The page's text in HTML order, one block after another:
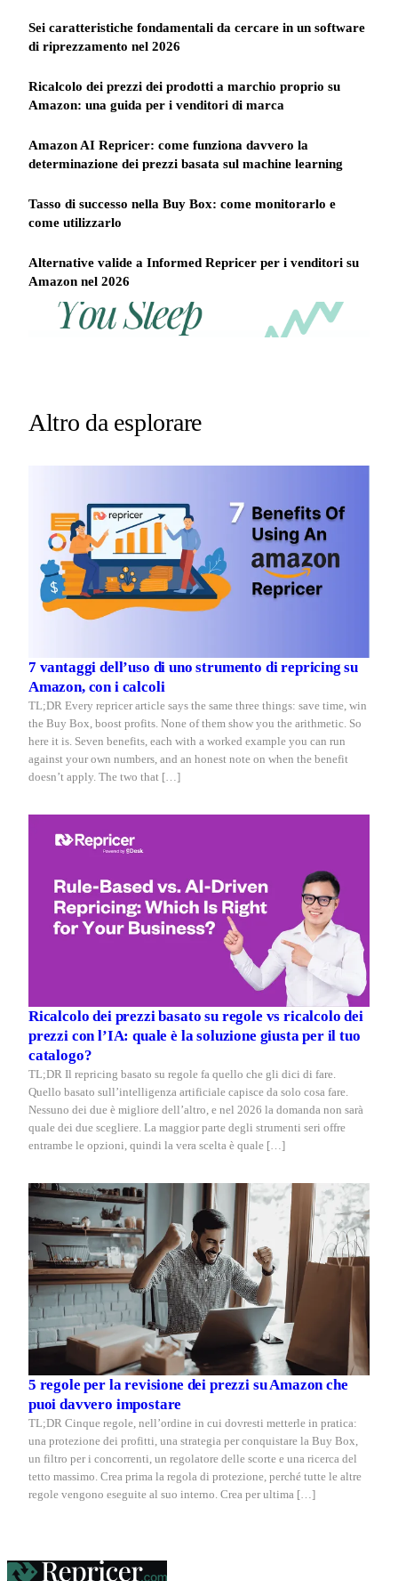
Sei caratteristiche fondamentali da cercare in un software
di riprezzamento nel 2026
Ricalcolo dei prezzi dei prodotti a marchio proprio su
Amazon: una guida per i venditori di marca
Amazon AI Repricer: come funziona davvero la
determinazione dei prezzi basata sul machine learning
Tasso di successo nella Buy Box: come monitorarlo e
come utilizzarlo
Alternative valide a Informed Repricer per i venditori su
Amazon nel 2026
REPRICER
Win
while
you
Your
Repricer.com
seconds.
Altro da esplorare
7 vantaggi dell’uso di uno strumento di repricing su
Amazon, con i calcoli
TL;DR Every repricer article says the same three things: save time, win
the Buy Box, boost profits. None of them show you the arithmetic. So
here it is. Seven benefits, each with a worked example you can run
against your own numbers, and an honest note on when the benefit
doesn’t apply. The two that […]
Ricalcolo dei prezzi basato su regole vs ricalcolo dei
prezzi con l’IA: quale è la soluzione giusta per il tuo
catalogo?
TL;DR Il repricing basato su regole fa quello che gli dici di fare.
Quello basato sull’intelligenza artificiale capisce da solo cosa fare.
Nessuno dei due è migliore dell’altro, e nel 2026 la domanda non sarà
quale dei due scegliere. La maggior parte degli strumenti seri offre
entrambe le opzioni, quindi la vera scelta è quale […]
5 regole per la revisione dei prezzi su Amazon che
puoi davvero impostare
TL;DR Cinque regole, nell’ordine in cui dovresti metterle in pratica:
una protezione dei profitti, una strategia per conquistare la Buy Box,
un filtro per i concorrenti, un regolatore delle scorte e una ricerca del
tetto massimo. Crea prima la regola di protezione, perché tutte le altre
regole vengono eseguite al suo interno. Crea per ultima […]